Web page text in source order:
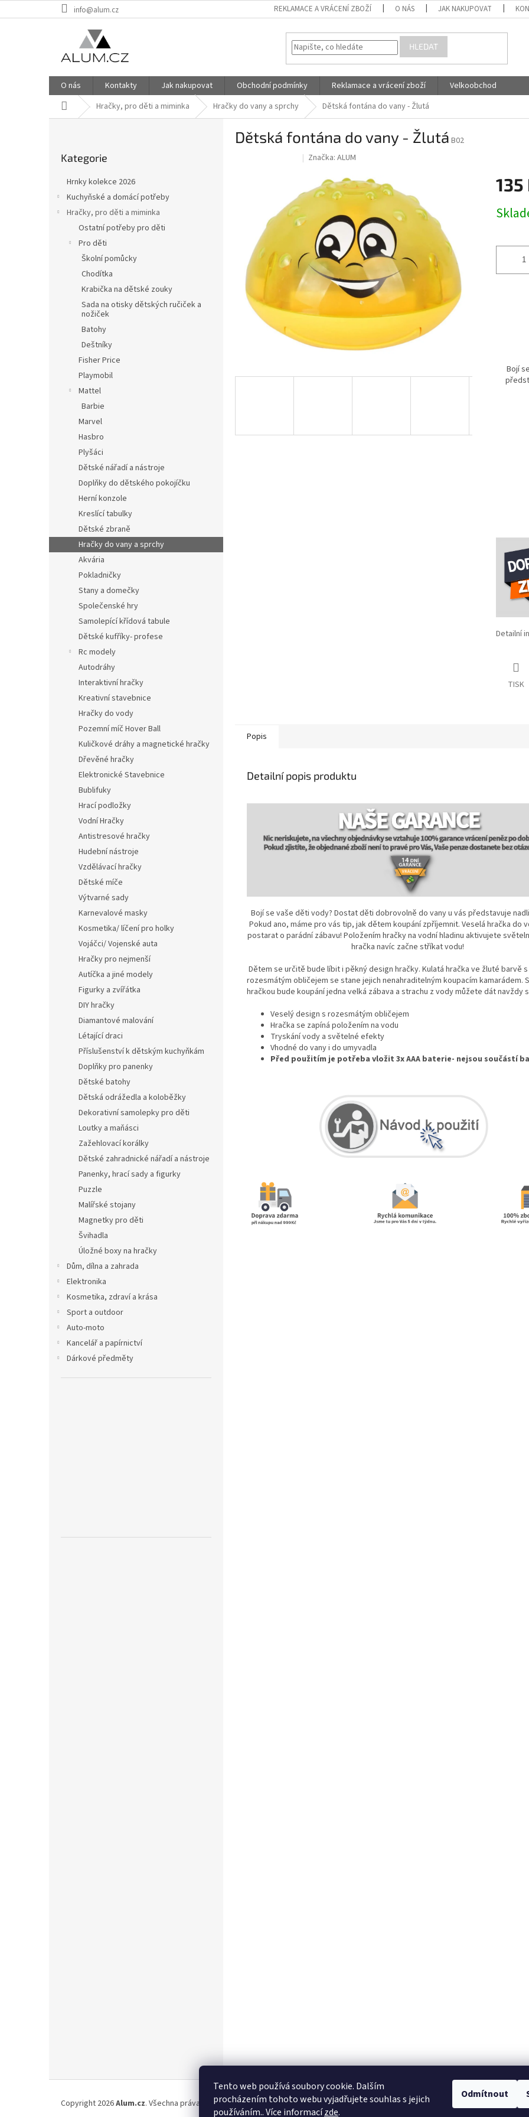
Tento web používá soubory cookie. Dalším
procházením tohoto webu vyjadřujete souhlas s jejich
používáním.. Více informacízde.
Odmítnout
na
info@alum.cz REKLAMACE A VRÁCENÍ ZBOŽÍ O NÁS JAK NAKUPOVAT
HLEDAT
O nás Kontakty Jak nakupovat Obchodní podmínky Reklamace a vrácení zboží
Velkoobchod
Domů Hračky, pro děti a miminka Hračky do vany a sprchy Dětská fontána do vany - Žlutá
kategorie
Kategorie
Hrnky kolekce 2026
Kuchyňské a domácí potřeby
Hračky, pro děti a miminka
Ostatní potřeby pro děti
Pro děti
Školní pomůcky
Chodítka
Krabička na dětské zouky
Sada na otisky dětských ručiček a
nožiček
Batohy
Deštníky
Fisher Price
Playmobil
Mattel
Barbie
Marvel
Hasbro
Plyšáci
Dětské nářadí a nástroje
Doplňky do dětského pokojíčku
Herní konzole
Kreslící tabulky
Dětské zbraně
Hračky do vany a sprchy
Akvária
Pokladničky
Stany a domečky
Společenské hry
Samolepící křídová tabule
Dětské kufříky- profese
Rc modely
Autodráhy
Interaktivní hračky
Kreativní stavebnice
Hračky do vody
Pozemní míč Hover Ball
Kuličkové dráhy a magnetické hračky
Dřevěné hračky
Elektronické Stavebnice
Bublifuky
Hrací podložky
Vodní Hračky
Antistresové hračky
Hudební nástroje
Vzdělávací hračky
Dětské míče
Výtvarné sady
Karnevalové masky
Kosmetika/ líčení pro holky
Vojáčci/ Vojenské auta
Hračky pro nejmenší
Autíčka a jiné modely
Figurky a zvířátka
DIY hračky
Diamantové malování
Létající draci
Příslušenství k dětským kuchyňkám
Doplňky pro panenky
Dětské batohy
Dětská odrážedla a koloběžky
Dekorativní samolepky pro děti
Loutky a maňásci
Zažehlovací korálky
Dětské zahradnické nářadí a nástroje
Panenky, hrací sady a figurky
Puzzle
Malířské stojany
Magnetky pro děti
Švihadla
Úložné boxy na hračky
Dům, dílna a zahrada
Elektronika
Kosmetika, zdraví a krása
Sport a outdoor
Auto-moto
Kancelář a papírnictví
Dárkové předměty
Dětská fontána do vany - Žlutá B02
Značka: ALUM
135
cena:
Bojí
Detailní
TISK
Popis
Detailní popis produktu
Bojí se vaše děti vody? Dostat děti dobrovolně do vany u vás představuje
Pokud ano, máme pro vás tip, jak dětem koupání zpříjemnit. Veselá hračka do
postarat o parádní zábavu! Položením hračky na vodní hladinu aktivujete
hračka navíc začne stříkat vodu!
Dětem se určitě bude líbit i pěkný design hračky. Kulatá hračka ve žluté barvě s
rozesmátým obličejem se stane jejich nenahraditelným koupacím kamarádem.
hračkou bude koupání jedna velká zábava a strachu z vody můžete dát navždy
Veselýdesign s rozesmátým obličejem
Hračka se zapíná položením na vodu
Tryskání vody a světelné efekty
Vhodné do vany i do umyvadla
Před použitím je potřeba vložit 3x AAA baterie- nejsou součástí
Copyright 2026Alum.cz. Všechna práva vyhrazena.